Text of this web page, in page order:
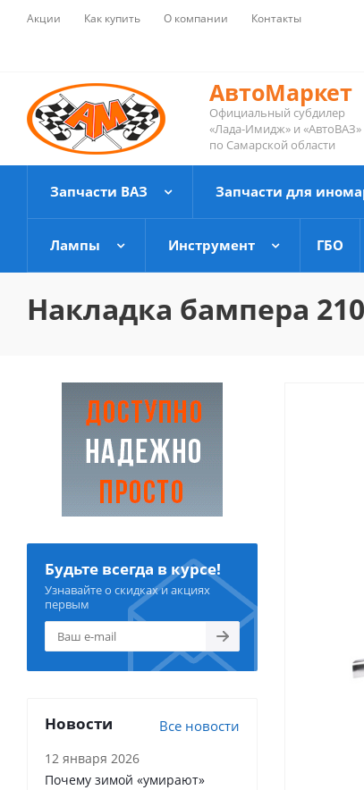
Акции Как купить О компании Контакты
АвтоМаркет
Официальный субдилер
«Лада-Имидж» и «АвтоВАЗ»
по Самарской области
Запчасти ВАЗ Запчасти для
Лампы Инструмент ГБО
Накладка бампера
Будьте всегда в курсе!
Узнавайте о скидках и акциях
первым
Новости Все новости
12 января 2026
Почему зимой «умирают»